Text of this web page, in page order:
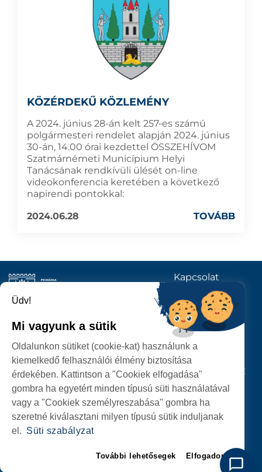
KÖZÉRDEKŰ KÖZLEMÉNY
A 2024. június 28-án kelt 257-es számú
polgármesteri rendelet alapján 2024. június
30-án, 14.00 órai kezdettel ÖSSZEHÍVOM
Szatmárnémeti Municípium Helyi
Tanácsának rendkívüli ülését on-line
videokonferencia keretében a következő
napirendi pontokkal:
2024.06.28
TOVÁBB
SZEMÉLYES ADATOK VÉDELME
SZATMÁRNÉMETI
POLGÁRMESTERI HIVATAL
P-ȚA 25 OCTOMBRIE, NR. 1 CORP M, 440026 SATU MARE
Kapcsolat
KÖVESSENEK
Üdv!
Mi vagyunk a sütik
Oldalunkon sütiket (cookie-kat) használunk a
kiemelkedő felhasználói élmény biztosítása
érdekében. Kattintson a "Cookiek elfogadása"
gombra ha egyetért minden típusú süti használatával
vagy a "Cookiek személyreszabása" gombra ha
szeretné kiválasztani milyen típusú sütik induljanak
el. Süti szabályzat
További lehetősegek Elfogadom